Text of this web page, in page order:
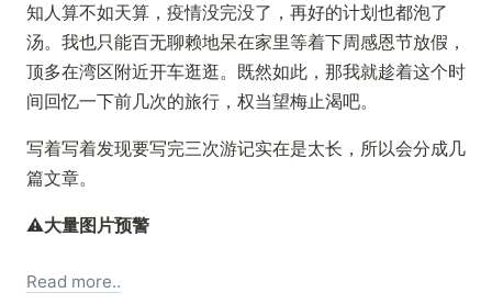
知人算不如天算，疫情没完没了，再好的计划也都泡了
汤。我也只能百无聊赖地呆在家里等着下周感恩节放假，
顶多在湾区附近开车逛逛。既然如此，那我就趁着这个时
间回忆一下前几次的旅行，权当望梅止渴吧。
写着写着发现要写完三次游记实在是太长，所以会分成几
篇文章。
⚠️大量图片预警
Read more..